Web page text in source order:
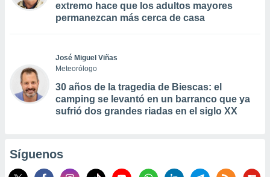
extremo hace que los adultos mayores
permanezcan más cerca de casa
José Miguel Viñas
Meteorólogo
30 años de la tragedia de Biescas: el
camping se levantó en un barranco que ya
sufrió dos grandes riadas en el siglo XX
Síguenos